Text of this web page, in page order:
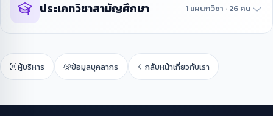
ประเภทวิชาสามัญศึกษา 1 แผนกวิชา · 26 คน
ผู้บริหาร ข้อมูลบุคลากร กลับหน้าเกี่ยวกับเรา